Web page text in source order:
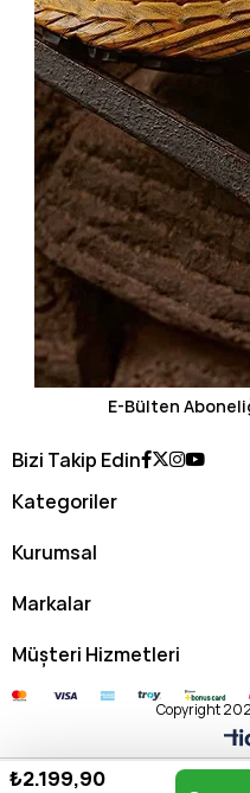
E-Bülten
Bizi Takip Edin
Kategoriler
Kurumsal
Markalar
Müşteri Hizmetleri
Copyright
₺2.199,90